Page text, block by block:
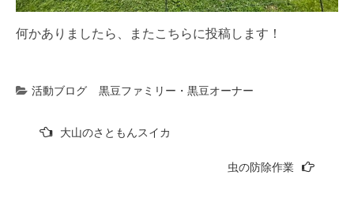
何かありましたら、またこちらに投稿します！
活動ブログ 黒豆ファミリー・黒豆オーナー
大山のさともんスイカ
虫の防除作業